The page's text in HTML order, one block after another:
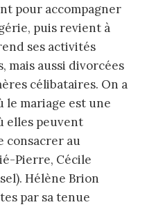
pour accompagner
puis revient à
ses activités
mais aussi divorcées
célibataires. On a
le mariage est une
elles peuvent
consacrer au
Pierre, Cécile
Hélène Brion
par sa tenue